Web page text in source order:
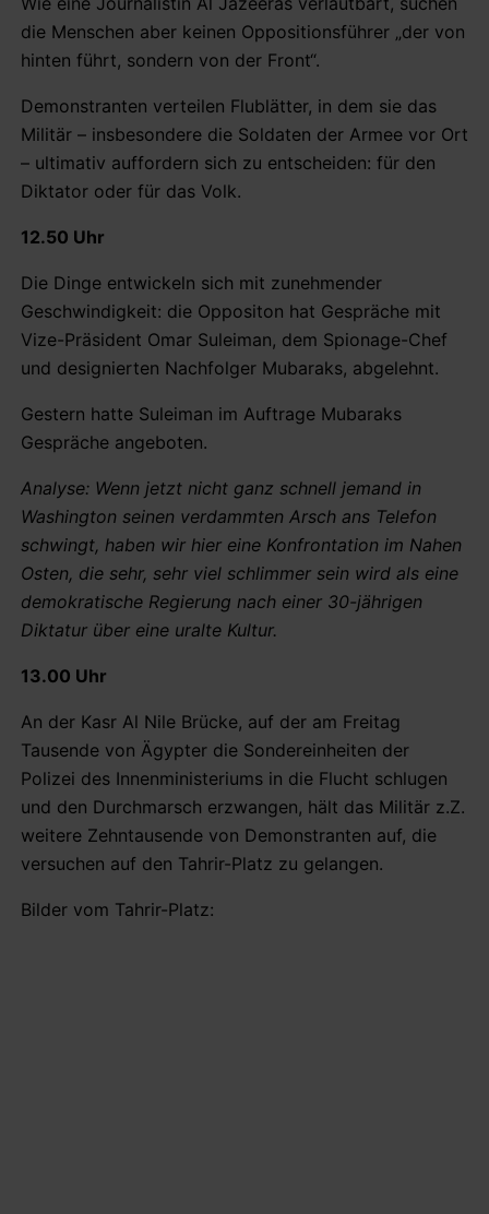
die Menschen aber keinen Oppositionsführer „der von
hinten führt, sondern von der Front“.
Demonstranten verteilen Flublätter, in dem sie das
Militär – insbesondere die Soldaten der Armee vor Ort
– ultimativ auffordern sich zu entscheiden: für den
Diktator oder für das Volk.
12.50 Uhr
Die Dinge entwickeln sich mit zunehmender
Geschwindigkeit: die Oppositon hat Gespräche mit
Vize-Präsident Omar Suleiman, dem Spionage-Chef
und designierten Nachfolger Mubaraks, abgelehnt.
Gestern hatte Suleiman im Auftrage Mubaraks
Gespräche angeboten.
Analyse: Wenn jetzt nicht ganz schnell jemand in
Washington seinen verdammten Arsch ans Telefon
schwingt, haben wir hier eine Konfrontation im Nahen
Osten, die sehr, sehr viel schlimmer sein wird als eine
demokratische Regierung nach einer 30-jährigen
Diktatur über eine uralte Kultur.
13.00 Uhr
An der Kasr Al Nile Brücke, auf der am Freitag
Tausende von Ägypter die Sondereinheiten der
Polizei des Innenministeriums in die Flucht schlugen
und den Durchmarsch erzwangen, hält das Militär z.Z.
weitere Zehntausende von Demonstranten auf, die
versuchen auf den Tahrir-Platz zu gelangen.
Bilder vom Tahrir-Platz: